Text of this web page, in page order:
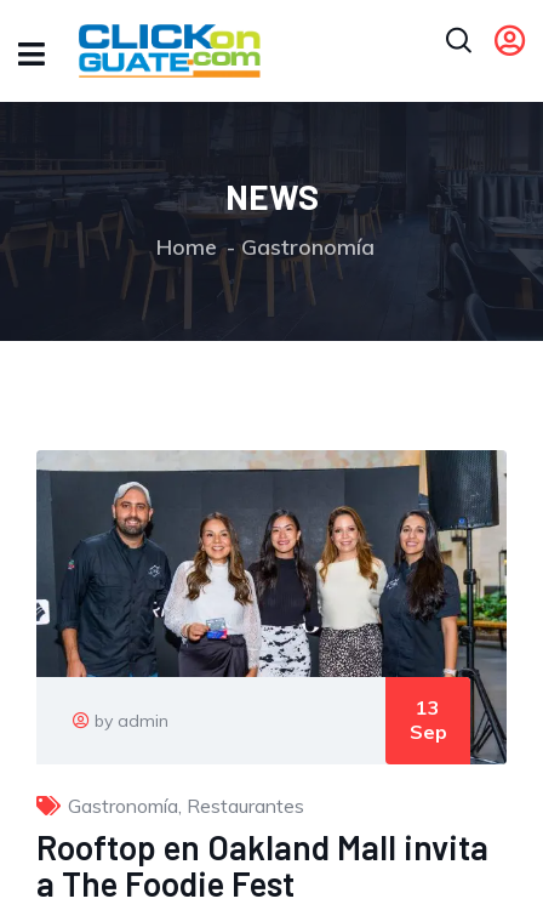
NEWS
Home Gastronomía
by admin
13
Sep
Gastronomía Restaurantes
Rooftop en Oakland Mall invita
a The Foodie Fest